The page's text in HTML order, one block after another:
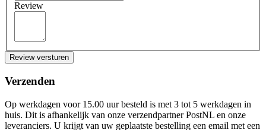
Review
Review versturen
Verzenden
Op werkdagen voor 15.00 uur besteld is met 3 tot 5 werkdagen in
huis. Dit is afhankelijk van onze verzendpartner PostNL en onze
leveranciers. U krijgt van uw geplaatste bestelling een email met een